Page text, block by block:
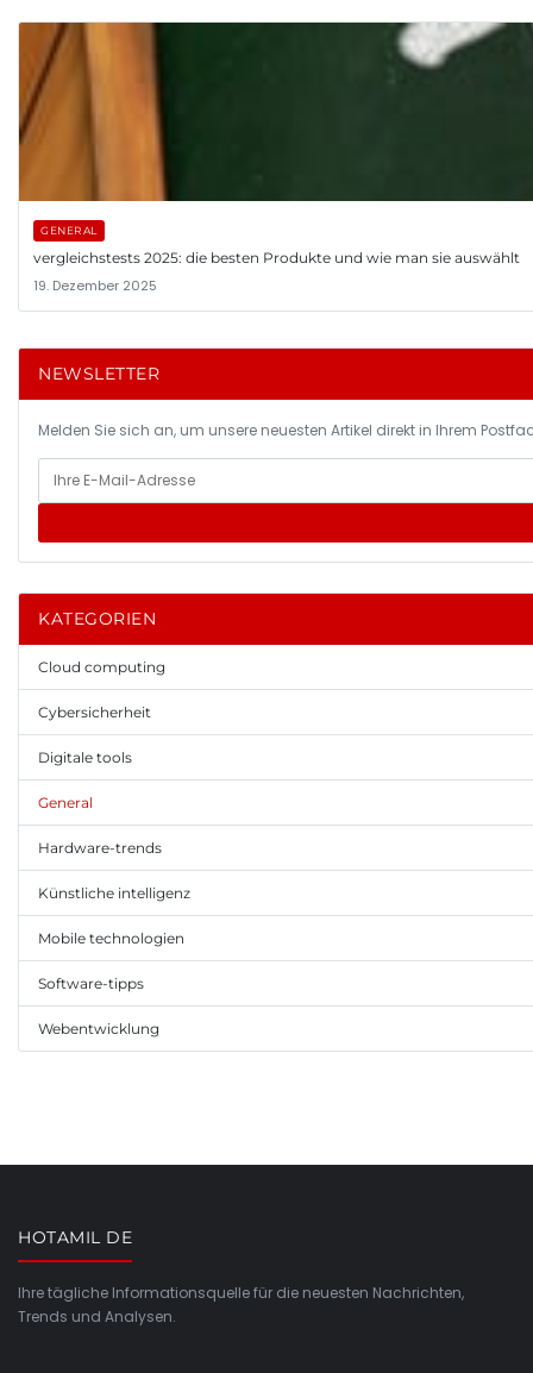
GENERAL
vergleichstests 2025: die besten Produkte und wie man sie auswählt
19. Dezember 2025
NEWSLETTER
Melden Sie sich an, um unsere neuesten Artikel direkt in Ihrem
KATEGORIEN
Cloud computing
Cybersicherheit
Digitale tools
General
Hardware-trends
Künstliche intelligenz
Mobile technologien
Software-tipps
Webentwicklung
HOTAMIL DE
Ihre tägliche Informationsquelle für die neuesten Nachrichten,
Trends und Analysen.